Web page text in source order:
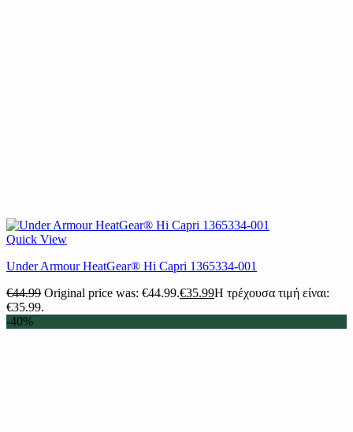
Quick View
Under Armour HeatGear® Hi Capri 1365334-001
€44.99 Original price was: €44.99.€35.99Η τρέχουσα τιμή είναι:
€35.99.
-40%